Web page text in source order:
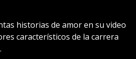
historias de amor en su video
característicos de la carrera